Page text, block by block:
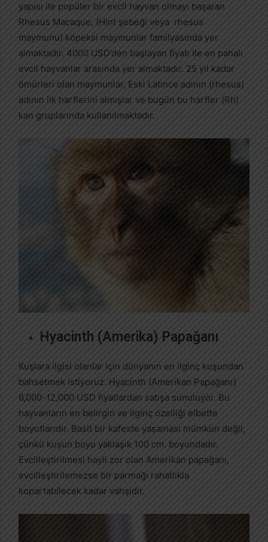
yapısı ile popüler bir evcil hayvan olmayı başaran
Rhesus Macaque, (Hint şebeği veya rhesus
maymunu) köpeksi maymunlar familyasında yer
almaktadır. 4000 USD’den başlayan fiyatı ile en pahalı
evcil hayvanlar arasında yer almaktadır. 25 yıl kadar
ömürleri olan maymunlar, Eski Latince adının (rhesus)
adının ilk harflerini almışlar ve bugün bu harfler (Rh)
kan gruplarında kullanılmaktadır.
Hyacinth (Amerika) Papağanı
Kuşlara ilgisi olanlar için dünyanın en ilginç kuşundan
bahsetmek istiyoruz. Hyacinth (Amerikan Papağanı)
6,000-12,000 USD fiyatlardan satışa sunuluyor. Bu
hayvanların en belirgin ve ilginç özelliği elbette
boyutlarıdır. Basit bir kafeste yaşaması mümkün değil,
çünkü kuşun boyu yaklaşık 100 cm. boyundadır.
Evcilleştirilmesi hayli zor olan Amerikan papağanı,
evcilleştirilemezse bir parmağı rahatlıkla
kopartabilecek kadar vahşidir.